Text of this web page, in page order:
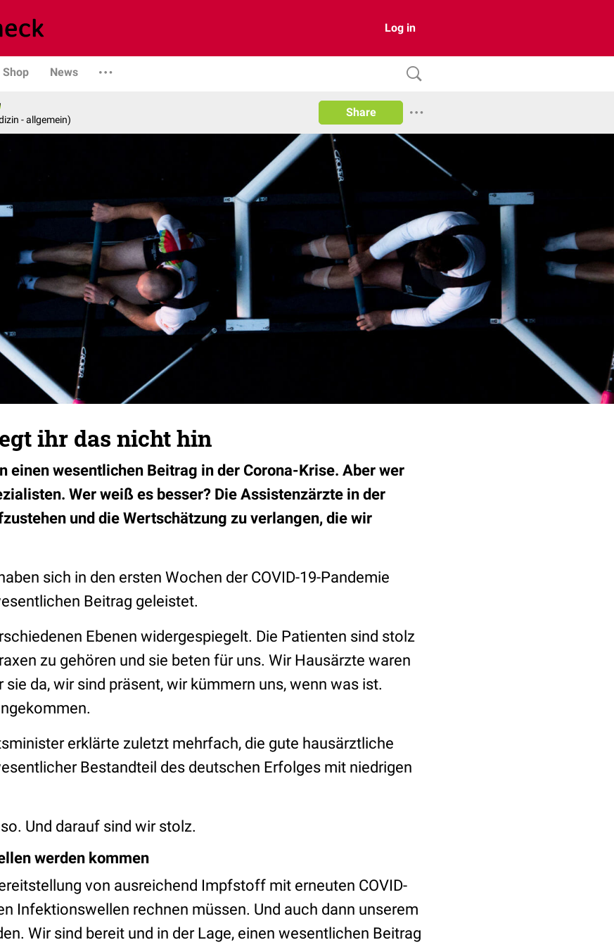
Log in
Shop News
- allgemein)
Share
ihr das nicht hin
einen wesentlichen Beitrag in der Corona-Krise. Aber wer
Wer weiß es besser? Die Assistenzärzte in der
und die Wertschätzung zu verlangen, die wir
sich in den ersten Wochen der COVID-19-Pandemie
Beitrag geleistet.
Ebenen widergespiegelt. Die Patienten sind stolz
zu gehören und sie beten für uns. Wir Hausärzte waren
sie da, wir sind präsent, wir kümmern uns, wenn was ist.
erklärte zuletzt mehrfach, die gute hausärztliche
Bestandteil des deutschen Erfolges mit niedrigen
Und darauf sind wir stolz.
werden kommen
von ausreichend Impfstoff mit erneuten COVID-
Infektionswellen rechnen müssen. Und auch dann unserem
Wir sind bereit und in der Lage, einen wesentlichen Beitrag